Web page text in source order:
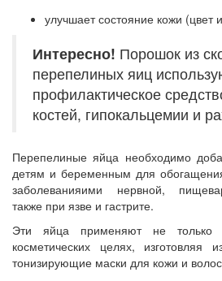
улучшает состояние кожи (цвет
Интересно! Порошок из
перепелиных яиц
профилактическое
костей, гипокальцемии и
Перепелиные яйца необходимо
детям и беременным для
заболеванияими нервной,
также при язве и гастрите.
Эти яйца применяют не
косметических целях,
тонизирующие маски для кожи и